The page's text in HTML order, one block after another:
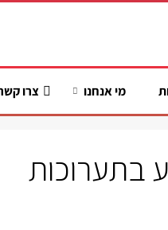
מי אנחנו צרו
בתערוכות